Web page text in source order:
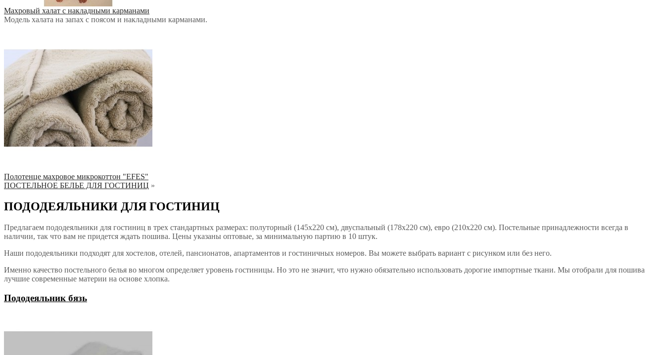
Махровый халат с накладными карманами
Модель халата на запах с поясом и накладными карманами.
Полотенце махровое микрокоттон "EFES"
ПОСТЕЛЬНОЕ БЕЛЬЕ ДЛЯ ГОСТИНИЦ »
ПОДОДЕЯЛЬНИКИ ДЛЯ ГОСТИНИЦ
Предлагаем пододеяльники для гостиниц в трех стандартных размерах: полуторный (145х220 см), двуспальный (178х220 см), евро (210х220 см). Постельные принадлежности всегда в
наличии, так что вам не придется ждать пошива. Цены указаны оптовые, за минимальную партию в 10 штук.
Наши пододеяльники подходят для хостелов, отелей, пансионатов, апартаментов и гостиничных номеров. Вы можете выбрать вариант с рисунком или без него.
Именно качество постельного белья во многом определяет уровень гостиницы. Но это не значит, что нужно обязательно использовать дорогие импортные ткани. Мы отобрали для пошива
лучшие современные материи на основе хлопка.
Пододеяльник бязь